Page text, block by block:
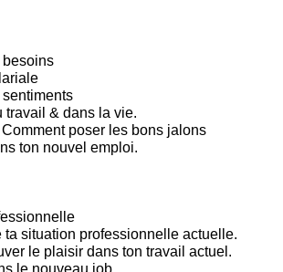
besoins
travail & dans la vie.
poser les bons jalons
ton nouvel emploi.
ta situation professionnelle actuelle.
le plaisir dans ton travail actuel.